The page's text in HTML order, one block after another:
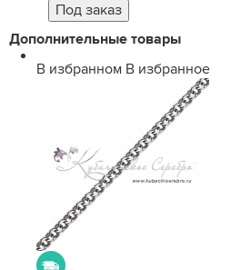
Дополнительные товары
В избранном В избранное